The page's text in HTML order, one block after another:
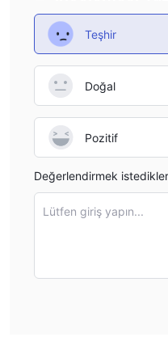
almalarına yardımcı olur.
durumlarıyla ilgili özel bilgiler
müşterilerin Scotiabank'ın
uyumlu olduklarından emin
önemlidir.
Düzenleme
Scotiabank için düzenleme
olan riskler ve dezavantajlar
önemlidir. Mevzuatın
Düzenleyici kurumlar
operasyonel riskler artabilir
bir şeffaflık eksikliği olabilir.
Teşhir
Doğal
Pozitif
Değerlendirmek
Lütfen giriş yapın...